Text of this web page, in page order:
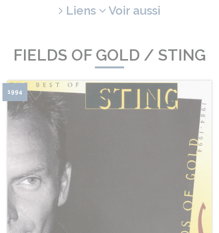
Liens
Voir aussi
FIELDS OF GOLD / STING
1994